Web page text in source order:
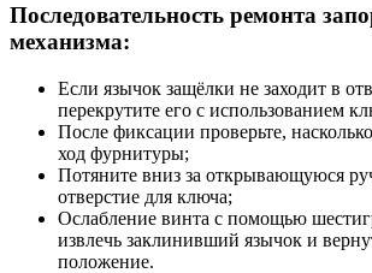
Последовательность ремонта
механизма:
Если язычок защёлки не заходит в
перекрутите его с использованием
После фиксации проверьте,
ход фурнитуры;
Потяните вниз за открывающуюся
отверстие для ключа;
Ослабление винта с помощью
извлечь заклинивший язычок и
положение.